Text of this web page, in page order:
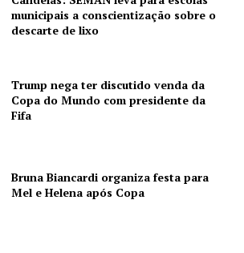
municipais a conscientização sobre o
descarte de lixo
Trump nega ter discutido venda da
Copa do Mundo com presidente da
Fifa
Bruna Biancardi organiza festa para
Mel e Helena após Copa